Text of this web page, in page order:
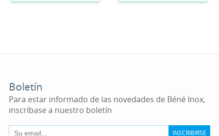
Boletín
Para estar informado de las novedades de Béné Inox,
inscríbase a nuestro boletín
INSCRIBIRSE